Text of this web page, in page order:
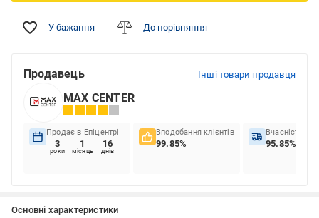
У бажання До порівняння
Продавець Інші товари продавця
MAX CENTER
Продає в Епіцентрі
3
роки
1
місяць
16
днів
Вподобання клієнтів
99.85%
Вчасність
95.85%
Основні характеристики